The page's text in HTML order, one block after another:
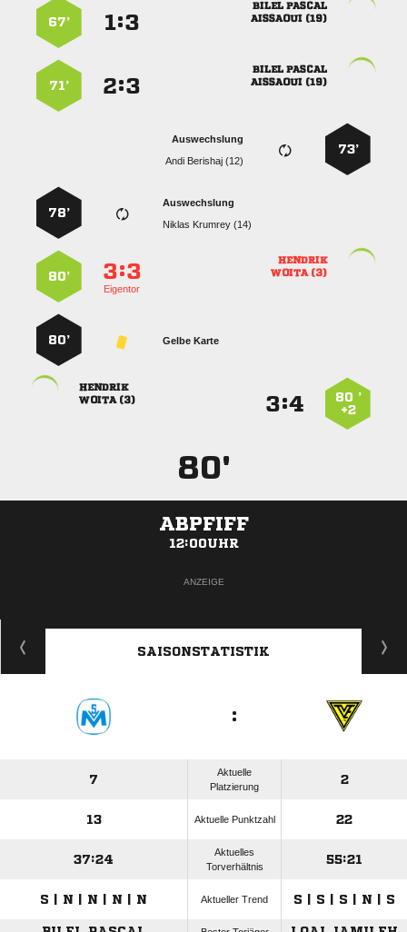
 
 
:
67’
 
 
:
71’
73’
Auswechslung
  
Auswechslung
  
78’

 
:
Eigentor
80’
Gelbe Karte
80’
80 ’
+2
:

 
80'
ABPFIFF
12:00UHR
ANZEIGE
SAISONSTATISTIK
:
7
Aktuelle
Platzierung
2
13 Aktuelle Punktzahl 22
37:24
Aktuelles
Torverhältnis
55:21
S | N | N | N | N Aktueller Trend S | S | S | N | S